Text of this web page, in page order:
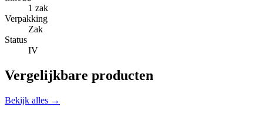
1 zak
Verpakking
Zak
Status
IV
Vergelijkbare producten
Bekijk alles →